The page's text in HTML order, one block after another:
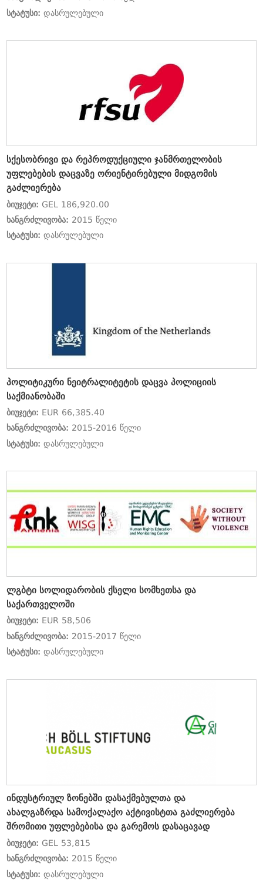
სტატუსი:დასრულებული
სქესობრივი და რეპროდუქციული ჯანმრთელობის
უფლებების დაცვაზე ორიენტირებული მიდგომის
გაძლიერება
ბიუჯეტი: GEL 186,920.00
ხანგრძლივობა: 2015 წელი
სტატუსი:დასრულებული
პოლიტიკური ნეიტრალიტეტის დაცვა პოლიციის
საქმიანობაში
ბიუჯეტი: EUR 66,385.40
ხანგრძლივობა: 2015-2016 წელი
სტატუსი:დასრულებული
ლგბტი სოლიდარობის ქსელი სომხეთსა და
საქართველოში
ბიუჯეტი: EUR 58,506
ხანგრძლივობა: 2015-2017 წელი
სტატუსი:დასრულებული
ინდუსტრიულ ზონებში დასაქმებულთა და
ახალგაზრდა სამოქალაქო აქტივისტთა გაძლიერება
შრომითი უფლებებისა და გარემოს დასაცავად
ბიუჯეტი: GEL 53,815
ხანგრძლივობა: 2015 წელი
სტატუსი:დასრულებული